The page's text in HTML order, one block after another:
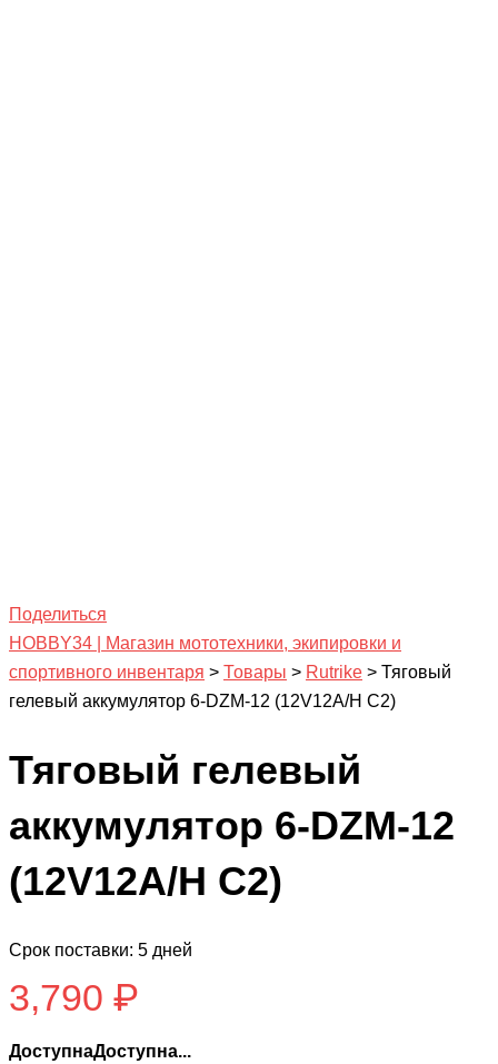
Поделиться
HOBBY34 | Магазин мототехники, экипировки и
спортивного инвентаря > Товары > Rutrike > Тяговый
гелевый аккумулятор 6-DZM-12 (12V12A/H C2)
Тяговый гелевый
аккумулятор 6-DZM-12
(12V12A/H C2)
Срок поставки: 5 дней
3,790 ₽
ДоступнаДоступна...